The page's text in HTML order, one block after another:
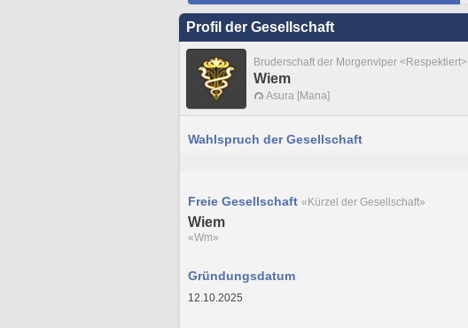
Profil der Gesellschaft
Bruderschaft der Morgenviper <Respektiert>
Wiem
Asura [Mana]
Wahlspruch der Gesellschaft
Freie Gesellschaft «Kürzel der Gesellschaft»
Wiem
«Wm»
Gründungsdatum
12.10.2025